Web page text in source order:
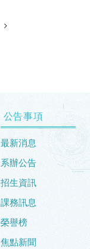
>
公告事項
最新消息
系辦公告
招生資訊
課務訊息
榮譽榜
焦點新聞